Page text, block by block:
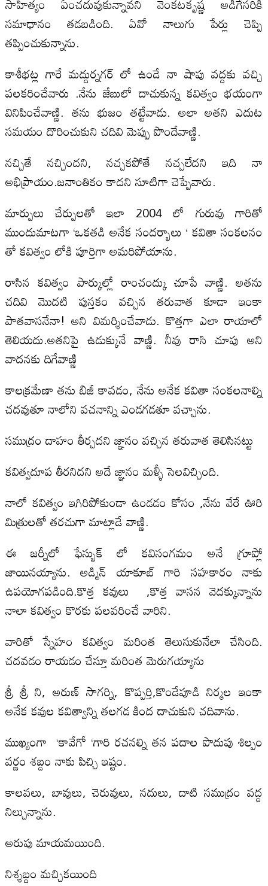
సమాధానం తడబడింది. ఏవో నాలుగు పేర్లు చెప్పి
తప్పించుకున్నాను.
కాశీభట్ల గారే మద్దుర్నగర్ లో ఉండే నా షాపు వద్దకు వచ్చి
పలకరించేవారు .నేను జేబులో దాచుకున్న కవిత్వం భయంగా
వినిపించేవాణ్ణి. తను భుజం తట్టేవాడు. అలా అతని ఎదుట
సమయం దొరించుకుని చదివి మెప్పు పొందేవాణ్ణి.
నచ్చితే నచ్చిందని, నచ్చకపోతే నచ్చలేదని ఇది నా
అభిప్రాయం.జనాంతికం కాదని సూటిగా చెప్పేవారు.
మార్పులు చేర్పులతో ఇలా 2004 లో గురువు గారితో
ముందుమాటగా ‘ఒకతడి అనేక సందర్భాలు ‘ కవితా సంకలనం
తో కవిత్వం లోకి పూర్తిగా అమరిపోయాను.
రాసిన కవిత్వం పార్కుల్లో రాంచంద్కు చూపే వాణ్ణి. అతను
చదివి మొదటి పుస్తకం వచ్చిన తరువాత కూడా ఇంకా
పాతవాసనేనా! అని విమర్శించేవాడు. కొత్తగా ఎలా రాయాలో
తెలియదు.అతనిపై ఉడుక్కునే వాణ్ణి. నీవు రాసి చూపు అని
వాదనకు దిగేవాణ్ణి
కాలక్రమేణా తను బిజీ కావడం, నేను అనేక కవితా సంకలనాల్ని
చదవుతూ నాలోని వచనాన్ని ఎండగడతూ వచ్చాను.
సముద్రం దాహం తీర్చదని జ్ఞానం వచ్చిన తరువాత తెలిసినట్టు
కవిత్వదూప తీరనిదని అదే జ్ఞానం మళ్ళీ సెలవిచ్చింది.
నాలో కవిత్వం ఇగిరిపోకుండా ఉండడం కోసం ,నేను వేరే ఊరి
మిత్రులతో తరచుగా మాట్లాడే వాణ్ణి.
ఈ జర్నీలో ఫేస్బుక్ లో కవిసంగమం అనే గ్రూప్లో
జాయినయ్యాను. అడ్మిన్ యాకూబ్ గారి సహకారం నాకు
ఉపయోగపడింది.కొత్త కవులు ,కొత్త వాసన వెదక్కున్నాను
నాలా కవిత్వం కొరకు పలవరించే వారిని.
వారితో స్నేహం కవిత్వం మరింత తెలుసుకునేలా చేసింది.
చదవడం రాయడం చేస్తూ మరింత మెరుగయ్యాను
శ్రీ శ్రీ ని, అరుణ్ సాగర్ని, కొప్పర్తి,కొండేపూడి నిర్మల ఇంకా
అనేక కవుల కవిత్వాన్ని తలగడ కింద దాచుకుని చదివాను.
ముఖ్యంగా ‘కావేగో ‘గారి రచనల్ని తన పదాల పొదుపు శిల్పం
వర్ణం శబ్దం నాకు పిచ్చి ఇష్టం.
కాలవలు, బావులు, చెరువులు, నదులు, దాటి సముద్రం వద్ద
నిల్చున్నాను.
అరుపు మాయమయింది.
నిశ్శబ్దం మచ్చికయింది